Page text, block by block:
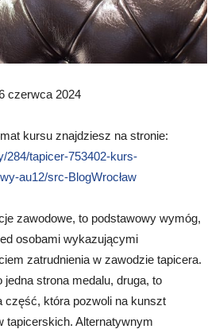
czerwca 2024
kursu znajdziesz na stronie:
284/tapicer-753402-kurs-
au12/src-BlogWrocław
zawodowe, to podstawowy wymóg,
osobami wykazującymi
zatrudnienia w zawodzie tapicera.
strona medalu, druga, to
która pozwoli na kunszt
tapicerskich. Alternatywnym